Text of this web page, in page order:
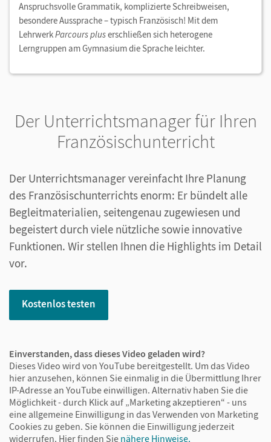
Anspruchsvolle Grammatik, komplizierte Schreibweisen,
besondere Aussprache – typisch Französisch! Mit dem
LehrwerkParcours pluserschließen sich heterogene
Lerngruppen am Gymnasium die Sprache leichter.
Der Unterrichtsmanager für Ihren
Französischunterricht
Der Unterrichtsmanager vereinfacht Ihre Planung
des Französischunterrichts enorm: Er bündelt alle
Begleitmaterialien, seitengenau zugewiesen und
begeistert durch viele nützliche sowie innovative
Funktionen. Wir stellen Ihnen die Highlights im Detail
vor.
Kostenlos testen
Einverstanden, dass dieses Video geladen wird?
Dieses Video wird von YouTube bereitgestellt. Um das Video
hier anzusehen, können Sie einmalig in die Übermittlung Ihrer
IP-Adresse an YouTube einwilligen. Alternativ haben Sie die
Möglichkeit - durch Klick auf „Marketing akzeptieren“ - uns
eine allgemeine Einwilligung in das Verwenden von Marketing
Cookies zu geben. Sie können die Einwilligung jederzeit
widerrufen. Hier finden Sie nähere Hinweise.